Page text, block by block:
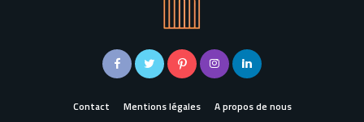
Contact Mentions légales A propos de nous